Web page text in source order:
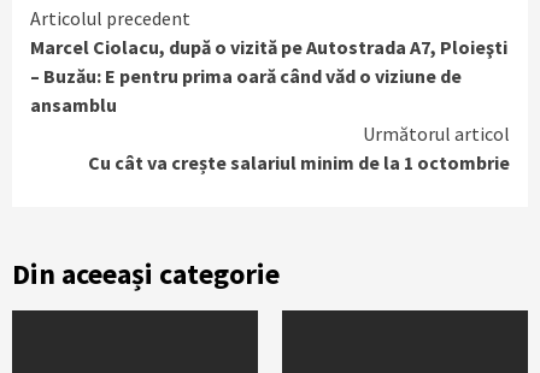
Continue
Reading
Articolul precedent
Marcel Ciolacu, după o vizită pe Autostrada A7, Ploieşti
– Buzău: E pentru prima oară când văd o viziune de
ansamblu
Următorul articol
Cu cât va crește salariul minim de la 1 octombrie
Din aceeași categorie